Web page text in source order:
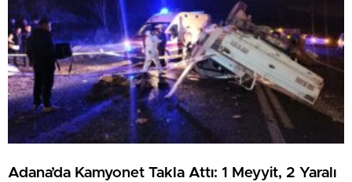
Adana’da Kamyonet Takla Attı: 1 Meyyit, 2 Yaralı